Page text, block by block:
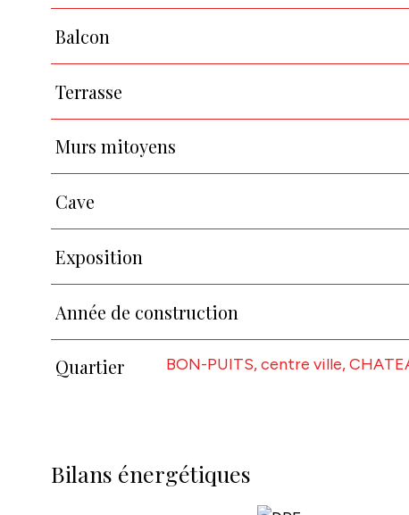
Balcon
Terrasse
Murs mitoyens
Cave
Exposition
Année de construction
Quartier BON-PUITS, centre ville,
Bilans énergétiques